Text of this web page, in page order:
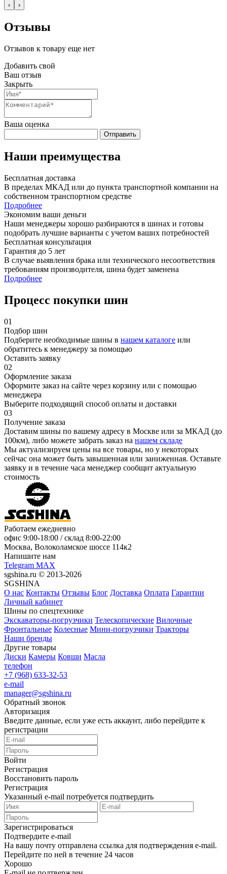
‹ ›
Отзывы
Отзывов к товару еще нет
Добавить свой
Ваш отзыв
Закрыть
Ваша оценка
Отправить
Наши преимущества
Бесплатная доставка
В пределах МКАД или до пункта транспортной компании на
собственном транспортном средстве
Подробнее
Экономим ваши деньги
Наши менеджеры хорошо разбираются в шинах и готовы
подобрать лучшие варианты с учетом ваших потребностей
Бесплатная консультация
Гарантия до 5 лет
В случае выявления брака или технического несоответствия
требованиям производителя, шина будет заменена
Подробнее
Процесс покупки шин
01
Подбор шин
Подберите необходимые шины в нашем каталоге или
обратитесь к менеджеру за помощью
Оставить заявку
02
Оформление заказа
Оформите заказ на сайте через корзину или с помощью
менеджера
Выберите подходящий способ оплаты и доставки
03
Получение заказа
Доставим шины по вашему адресу в Москве или за МКАД (до
100км), либо можете забрать заказ на нашем складе
Мы актуализируем цены на все товары, но у некоторых
сейчас она может быть завышенная или заниженная. Оставьте
заявку и в течение часа менеджер сообщит актуальную
стоимость
Работаем ежедневно
офис 9:00-18:00 / склад 8:00-22:00
Москва, Волоколамское шоссе 114к2
Напишите нам
Telegram MAX
sgshina.ru © 2013-2026
SGSHINA
О нас Контакты Отзывы Блог Доставка Оплата Гарантии
Личный кабинет
Шины по спецтехнике
Экскаваторы-погрузчики Телескопические Вилочные
Фронтальные Колесные Мини-погрузчики Тракторы
Наши бренды
Другие товары
Диски Камеры Ковши Масла
телефон
+7 (968) 633-32-53
e-mail
manager@sgshina.ru
Обратный звонок
Авторизация
Введите данные, если уже есть аккаунт, либо перейдите к
регистрации
Войти
Регистрация
Восстановить пароль
Регистрация
Указанный e-mail потребуется подтвердить
Зарегистрироваться
Подтвердите e-mail
На вашу почту отправлена ссылка для подтверждения e-mail.
Перейдите по ней в течение 24 часов
Хорошо